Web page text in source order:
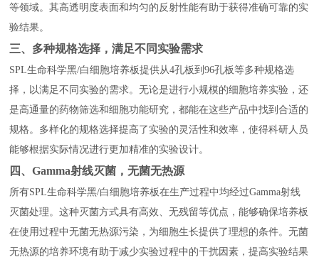
等领域。其高透明度表面和均匀的反射性能有助于获得准确可靠的实
验结果。
三、多种规格选择，满足不同实验需求
SPL生命科学黑/白细胞培养板提供从4孔板到96孔板等多种规格选
择，以满足不同实验的需求。无论是进行小规模的细胞培养实验，还
是高通量的药物筛选和细胞功能研究，都能在这些产品中找到合适的
规格。多样化的规格选择提高了实验的灵活性和效率，使得科研人员
能够根据实际情况进行更加精准的实验设计。
四、Gamma射线灭菌，无菌无热源
所有SPL生命科学黑/白细胞培养板在生产过程中均经过Gamma射线
灭菌处理。这种灭菌方式具有高效、无残留等优点，能够确保培养板
在使用过程中无菌无热源污染，为细胞生长提供了理想的条件。无菌
无热源的培养环境有助于减少实验过程中的干扰因素，提高实验结果